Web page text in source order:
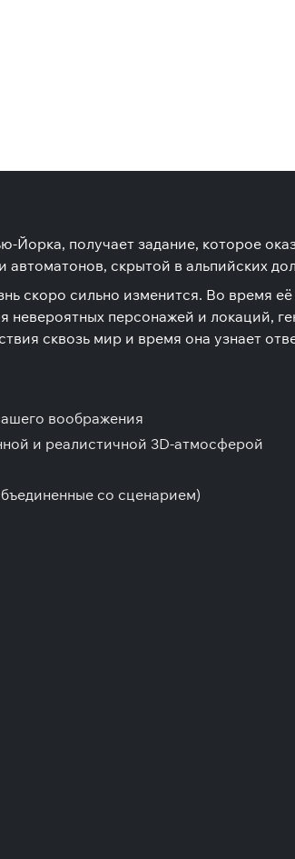
получает задание, которое
автоматонов, скрытой в альпийских
скоро сильно изменится. Во время
невероятных персонажей и локаций,
сквозь мир и время она узнает
воображения
и реалистичной 3D-атмосферой
со сценарием)